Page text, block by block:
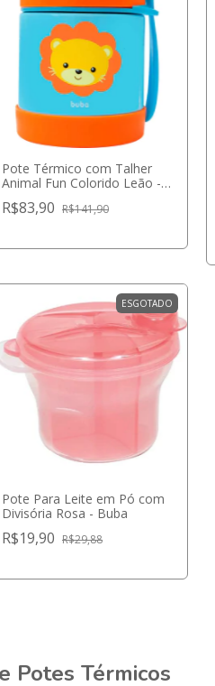
Pote Térmico com Talher
Animal Fun Colorido Leão -
R$83,90 R$141,90
ESGOTADO
Pote Para Leite em Pó com
Divisória Rosa - Buba
R$19,90 R$29,88
Potes Térmicos